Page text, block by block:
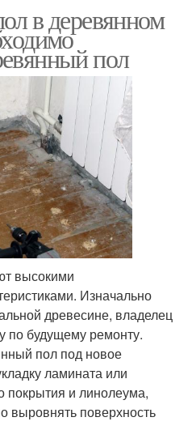
в деревянном
пол
высокими
Изначально
древесине, владелец
по будущему ремонту.
пол под новое
ламината или
покрытия и линолеума,
выровнять поверхность